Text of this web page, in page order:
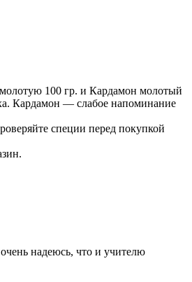
100 гр. и Кардамон молотый
Кардамон — слабое напоминание
специи перед покупкой
надеюсь, что и учителю